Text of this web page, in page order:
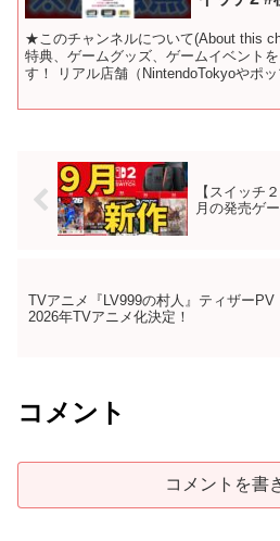
★このチャンネルについて(About this
特典、ゲームグッズ、ゲームイベント
す！ リアル店舗（NintendoTokyoやポ
【スイッチ
月の発売ゲ
TVアニメ『LV999の村人』ティザーPV
2026年TVアニメ化決定！
コメント
コメントを書